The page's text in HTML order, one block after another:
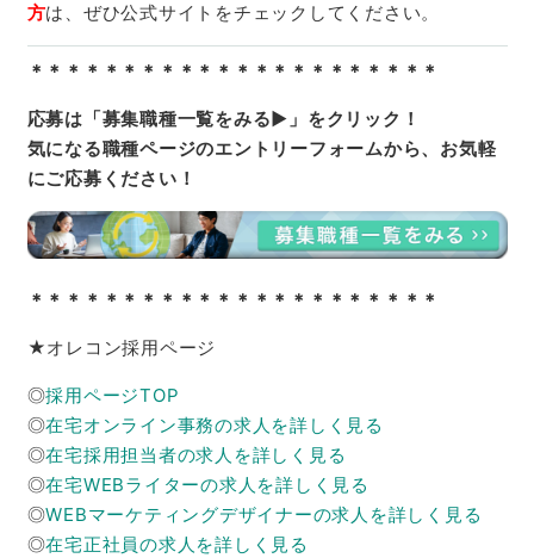
方は、ぜひ公式サイトをチェックしてください。
＊＊＊＊＊＊＊＊＊＊＊＊＊＊＊＊＊＊＊＊＊＊
応募は「募集職種一覧をみる▶」をクリック！
気になる職種ページのエントリーフォームから、お気軽
にご応募ください！
＊＊＊＊＊＊＊＊＊＊＊＊＊＊＊＊＊＊＊＊＊＊
★オレコン採用ページ
◎採用ページTOP
◎在宅オンライン事務の求人を詳しく見る
◎在宅採用担当者の求人を詳しく見る
◎在宅WEBライターの求人を詳しく見る
◎WEBマーケティングデザイナーの求人を詳しく見る
◎在宅正社員の求人を詳しく見る